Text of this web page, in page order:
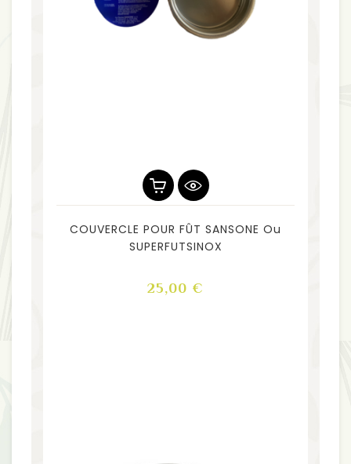
COUVERCLE POUR FÛT SANSONE Ou
SUPERFUTSINOX
25,00 €